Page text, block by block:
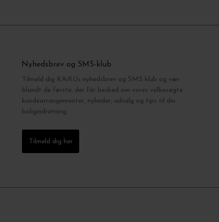
Nyhedsbrev og SMS-klub
Tilmeld dig KAiKUs nyhedsbrev og SMS klub og vær
blandt de første, der får besked om vores velbesøgte
kundearrangementer, nyheder, udsalg og tips til din
boligindretning.
Tilmeld dig her